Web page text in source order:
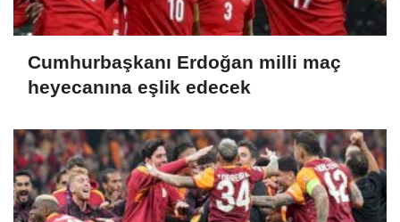
Cumhurbaşkanı Erdoğan milli maç
heyecanına eşlik edecek